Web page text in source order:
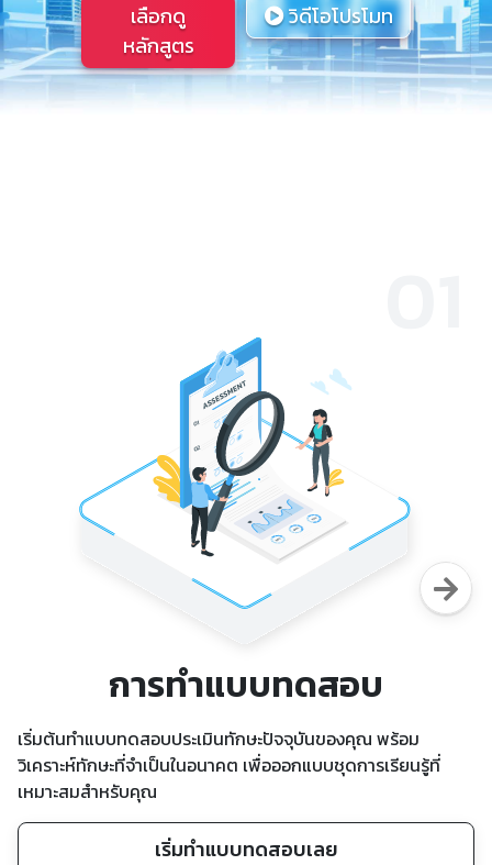
เลือกดู
หลักสูตร
วิดีโอโปรโมท
การทำแบบทดสอบ
เริ่มต้นทำแบบทดสอบประเมินทักษะปัจจุบันของคุณ พร้อม
วิเคราะห์ทักษะที่จำเป็นในอนาคต เพื่อออกแบบชุดการเรียนรู้ที่
เหมาะสมสำหรับคุณ
เริ่มทำแบบทดสอบเลย